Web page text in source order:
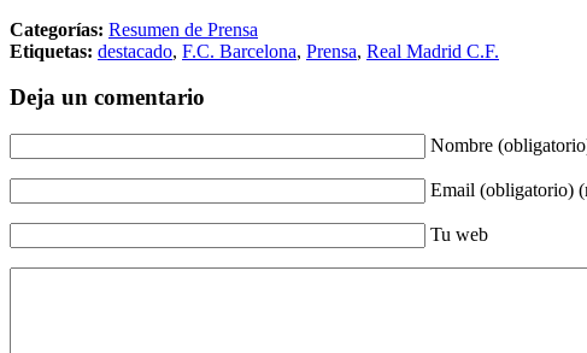
Categorías: Resumen de Prensa
Etiquetas: destacado, F.C. Barcelona, Prensa, Real Madrid C.F.
Deja un comentario
Nombre
Email (obligatorio)
Tu web